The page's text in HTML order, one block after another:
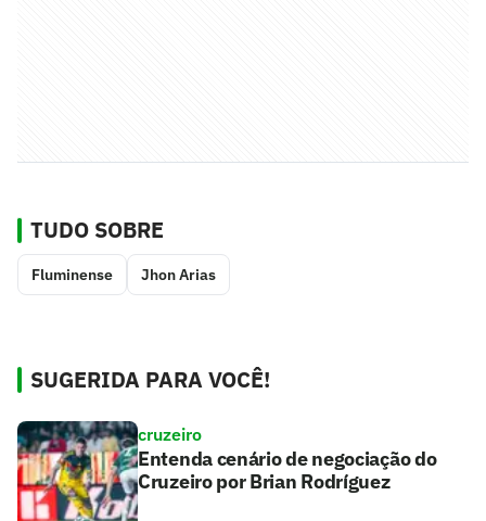
TUDO SOBRE
Fluminense Jhon Arias
SUGERIDA PARA VOCÊ!
cruzeiro
Entenda cenário de negociação do
Cruzeiro por Brian Rodríguez